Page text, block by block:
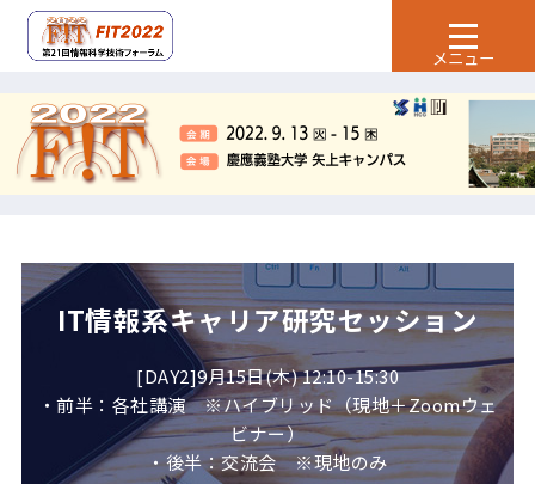
IT情報系キャリア研究セッション
[DAY2]9月15日(木) 12:10-15:30
・前半：各社講演 ※ハイブリッド（現地＋Zoomウェ
ビナー）
・後半：交流会 ※現地のみ